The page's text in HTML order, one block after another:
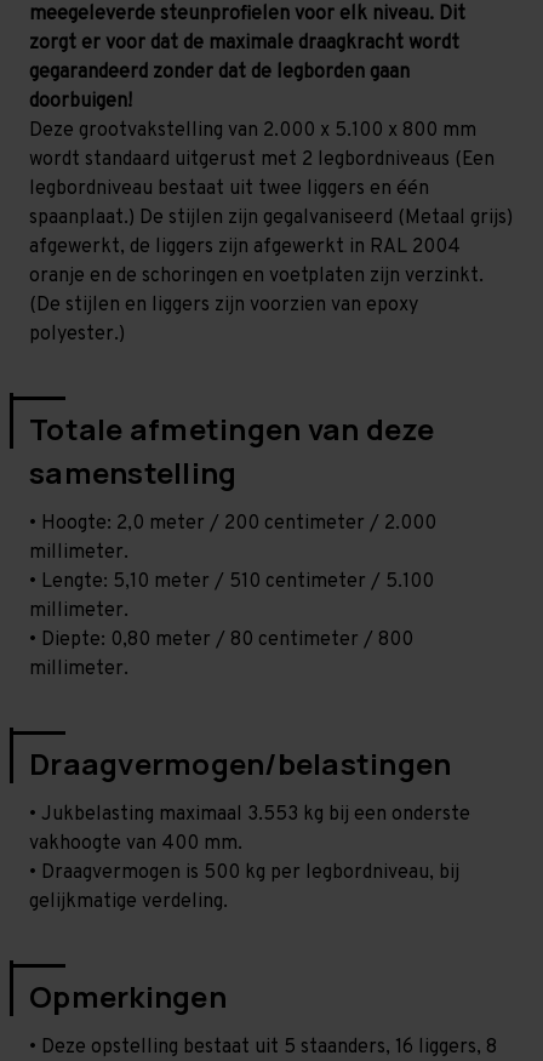
meegeleverde steunprofielen voor elk niveau. Dit
zorgt er voor dat de maximale draagkracht wordt
gegarandeerd zonder dat de legborden gaan
doorbuigen!
Deze grootvakstelling van 2.000 x 5.100 x 800 mm
wordt standaard uitgerust met 2 legbordniveaus (Een
legbordniveau bestaat uit twee liggers en één
spaanplaat.) De stijlen zijn gegalvaniseerd (Metaal grijs)
afgewerkt, de liggers zijn afgewerkt in RAL 2004
oranje en de schoringen en voetplaten zijn verzinkt.
(De stijlen en liggers zijn voorzien van epoxy
polyester.)
Totale afmetingen van deze
samenstelling
• Hoogte: 2,0 meter / 200 centimeter / 2.000
millimeter.
• Lengte: 5,10 meter / 510 centimeter / 5.100
millimeter.
• Diepte: 0,80 meter / 80 centimeter / 800
millimeter.
Draagvermogen/belastingen
• Jukbelasting maximaal 3.553 kg bij een onderste
vakhoogte van 400 mm.
• Draagvermogen is 500 kg per legbordniveau, bij
gelijkmatige verdeling.
Opmerkingen
• Deze opstelling bestaat uit 5 staanders, 16 liggers, 8